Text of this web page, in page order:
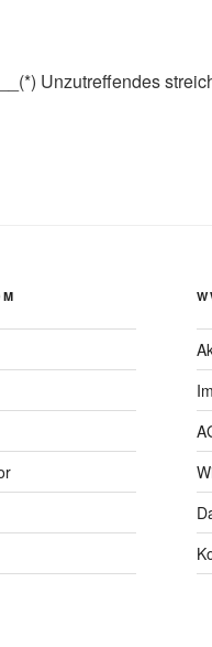
Unzutreffendes